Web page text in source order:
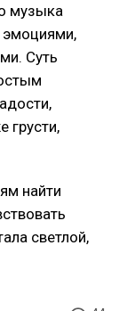
музыка
Суть
грусти,
найти
светлой,